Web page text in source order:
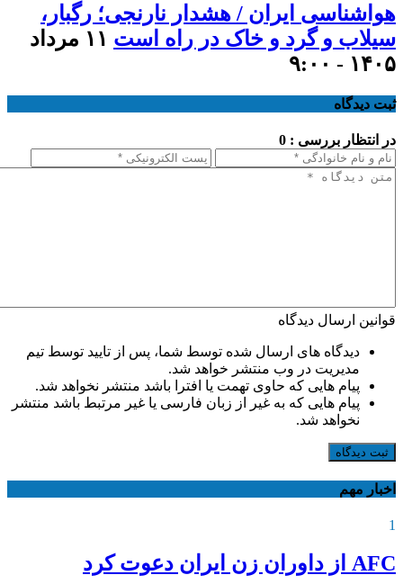
هواشناسی ایران / هشدار نارنجی؛ رگبار،
سیلاب و گرد و خاک در راه است
۱۱ مرداد
۱۴۰۵ - ۹:۰۰
ثبت دیدگاه
در انتظار بررسی : 0
قوانین ارسال دیدگاه
دیدگاه های ارسال شده توسط شما، پس از تایید توسط تیم
مدیریت در وب منتشر خواهد شد.
پیام هایی که حاوی تهمت یا افترا باشد منتشر نخواهد شد.
پیام هایی که به غیر از زبان فارسی یا غیر مرتبط باشد منتشر
نخواهد شد.
ثبت دیدگاه
اخبار مهم
1
AFC از داوران زن ایران دعوت کرد